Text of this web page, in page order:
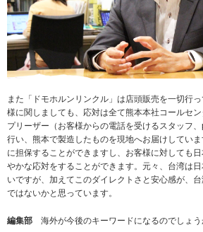
また「ドモホルンリンクル」は店頭販売を一切行
様に関しましても、応対は全て熊本本社コールセ
プリーザー（お客様からの電話を受けるスタッフ
行い、熊本で製造したものを現地へお届けしてい
に担保することができますし、お客様に対しても
やかな応対をすることができます。元々、台湾は
いですが、加えてこのダイレクトさと安心感が、
ではないかと思っています。
編集部 海外が今後のキーワードになるのでしょう